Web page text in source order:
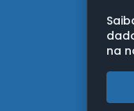
0800
na